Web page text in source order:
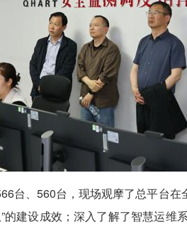
台、560台，现场观摩了总平台
建设成效；深入了解了智慧运